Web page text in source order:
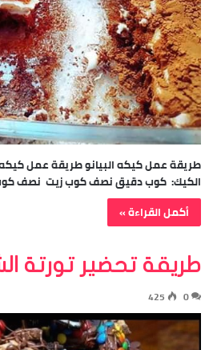
طريقة عمل كيكه البيانو طريقة عمل كيكه
الكيك: كوب دقيق نصف كوب زيت نصف
أكمل القراءة »
طريقة تحضير تورتة
0
425